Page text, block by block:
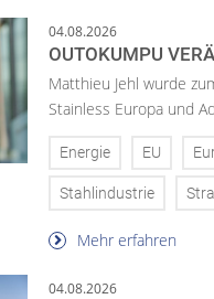
04.08.2026
OUTOKUMPU
Matthieu Jehl wurde
Stainless Europa und
Energie EU
Stahlindustrie
Mehr erfahren
04.08.2026